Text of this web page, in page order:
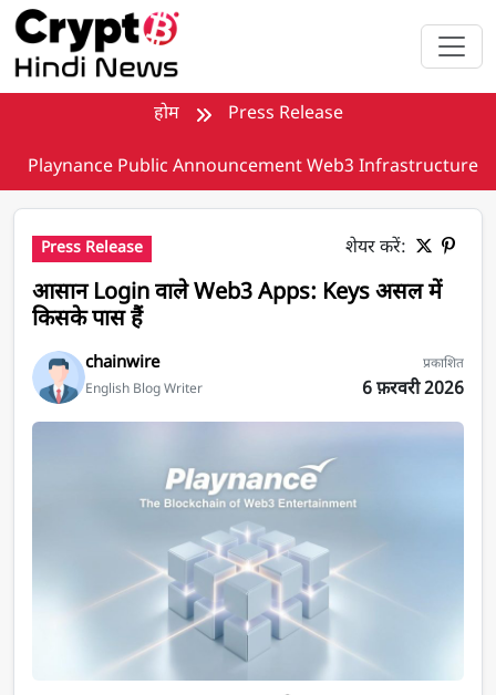
मुख्य सामग्री पर जाएँ
होम Press Release
Playnance Public Announcement Web3 Infrastructure
Press Release शेयर करें:
आसान Login वाले Web3 Apps: Keys असल में
किसके पास हैं
chainwire
English Blog Writer
प्रकाशित
6 फ़रवरी 2026
आसान Login वाले Web3 Apps: Keys असल में किसके पास हैं